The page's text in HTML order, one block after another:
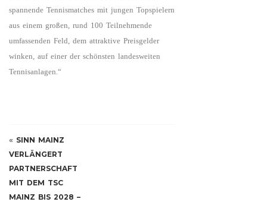
spannende Tennismatches mit jungen Topspielern
aus einem großen, rund 100 Teilnehmende
umfassenden Feld, dem attraktive Preisgelder
winken, auf einer der schönsten landesweiten
Tennisanlagen.“
« SINN MAINZ
VERLÄNGERT
PARTNERSCHAFT
MIT DEM TSC
MAINZ BIS 2028 –